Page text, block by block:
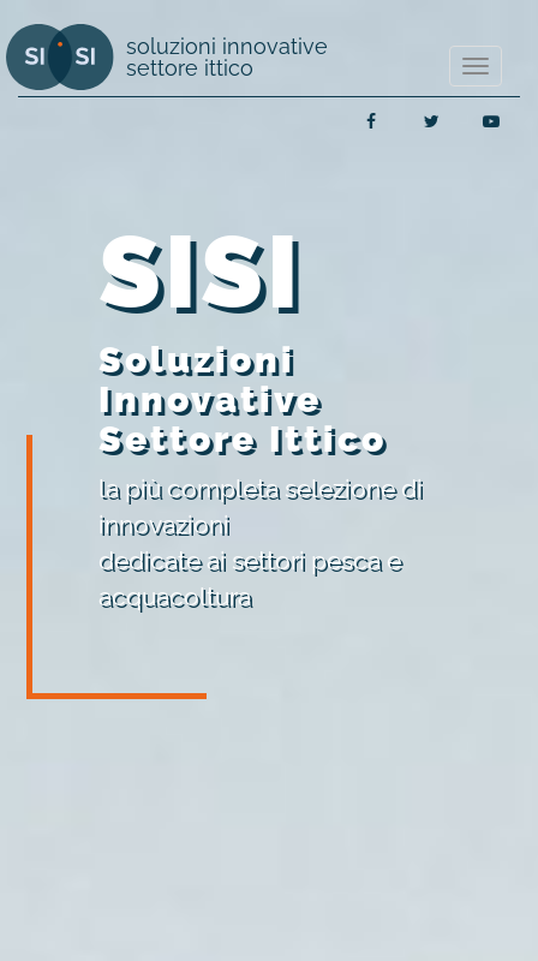
soluzioni innovative
settore ittico
FacebookTwitter
SISI
Soluzioni
Innovative
Settore Ittico
la più completa selezione di
innovazioni
dedicate ai settori pesca e
acquacoltura